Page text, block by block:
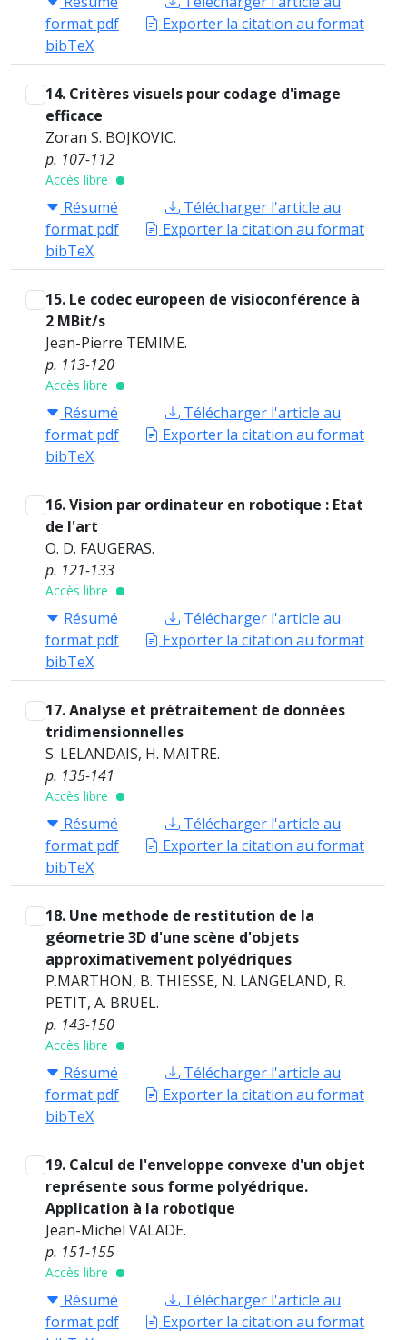
format pdf
Exporter la citation au format
bibTeX
14. Critères visuels pour codage d'image
efficace
Zoran S. BOJKOVIC.
p. 107-112
Accès libre
Résumé
Télécharger l'article au
format pdf
Exporter la citation au format
bibTeX
15. Le codec europeen de visioconférence à
2 MBit/s
Jean-Pierre TEMIME.
p. 113-120
Accès libre
Résumé
Télécharger l'article au
format pdf
Exporter la citation au format
bibTeX
16. Vision par ordinateur en robotique : Etat
de l'art
O. D. FAUGERAS.
p. 121-133
Accès libre
Résumé
Télécharger l'article au
format pdf
Exporter la citation au format
bibTeX
17. Analyse et prétraitement de données
tridimensionnelles
S. LELANDAIS, H. MAITRE.
p. 135-141
Accès libre
Résumé
Télécharger l'article au
format pdf
Exporter la citation au format
bibTeX
18. Une methode de restitution de la
géometrie 3D d'une scène d'objets
approximativement polyédriques
P.MARTHON, B. THIESSE, N. LANGELAND, R.
PETIT, A. BRUEL.
p. 143-150
Accès libre
Résumé
Télécharger l'article au
format pdf
Exporter la citation au format
bibTeX
19. Calcul de l'enveloppe convexe d'un objet
représente sous forme polyédrique.
Application à la robotique
Jean-Michel VALADE.
p. 151-155
Accès libre
Résumé
Télécharger l'article au
format pdf
Exporter la citation au format